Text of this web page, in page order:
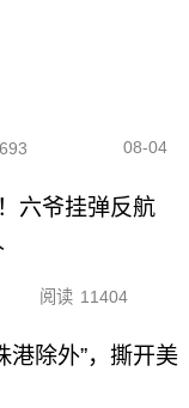
08-04
六爷挂弹反航
阅读 11404
港除外”，撕开美